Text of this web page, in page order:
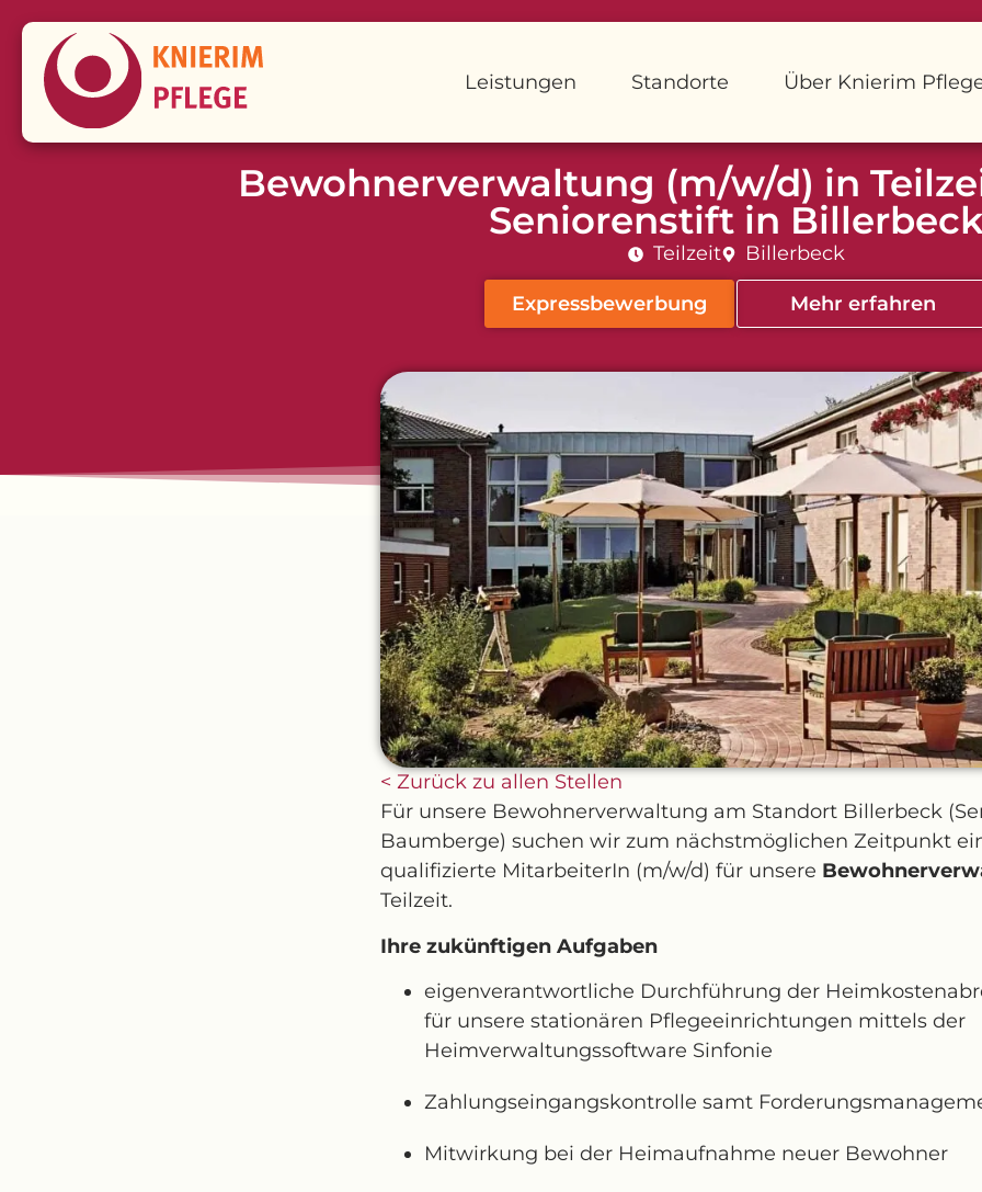
Leistungen Standorte Über Knierim
Bewohnerverwaltung (m/w/d) in
Seniorenstift in
Teilzeit Billerbeck
Expressbewerbung Mehr erfahren
< Zurück zu allen Stellen
Für unsere Bewohnerverwaltung am Standort Billerbeck
Baumberge) suchen wir zum nächstmöglichen Zeitpunkt
qualifizierte MitarbeiterIn (m/w/d) für unsere
Teilzeit.
Ihre zukünftigen Aufgaben
eigenverantwortliche Durchführung der
für unsere stationären Pflegeeinrichtungen mittels der
Heimverwaltungssoftware Sinfonie
Zahlungseingangskontrolle samt
Mitwirkung bei der Heimaufnahme neuer Bewohner